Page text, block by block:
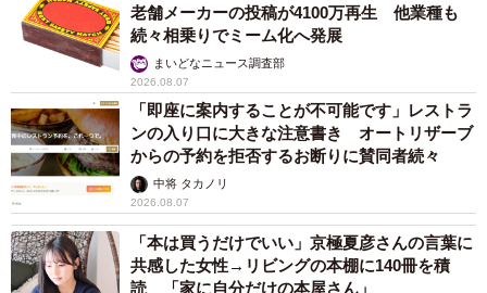
8/9
福知山光秀ミュージアムと福知山城
老舗メーカーの投稿が4100万再生 他業種も
続々相乗りでミーム化へ発展
まいどなニュース調査部
2026.08.07
「即座に案内することが不可能です」レストラ
ンの入り口に大きな注意書き オートリザーブ
からの予約を拒否するお断りに賛同者続々
中将 タカノリ
2026.08.07
「本は買うだけでいい」京極夏彦さんの言葉に
共感した女性→リビングの本棚に140冊を積
読 「家に自分だけの本屋さん」